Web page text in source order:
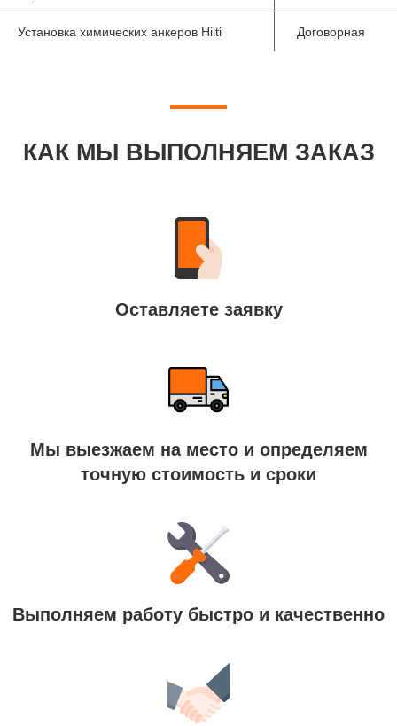
Установка химических анкеров Hilti Договорная
КАК МЫ ВЫПОЛНЯЕМ ЗАКАЗ
Оставляете заявку
Мы выезжаем на место и определяем
точную стоимость и сроки
Выполняем работу быстро и качественно